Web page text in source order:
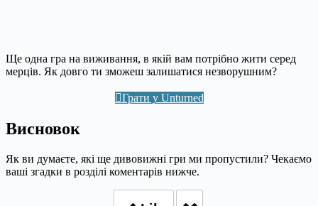
Ще одна гра на виживання, в якій вам потрібно жити серед
мерців. Як довго ти зможеш залишатися незворушним?
Грати у Unturned
Висновок
Як ви думаєте, які ще дивовижні гри ми пропустили? Чекаємо
ваші згадки в розділі коментарів нижче.